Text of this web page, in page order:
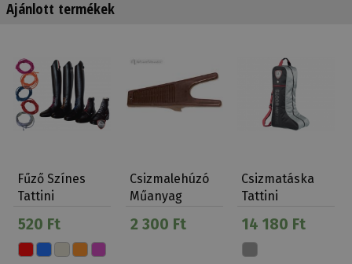
Ajánlott termékek
Fűző Színes
Tattini
M)
520 Ft
Csizmalehúzó
Műanyag
2 300 Ft
Csizmatáska
Tattini
14 180 Ft